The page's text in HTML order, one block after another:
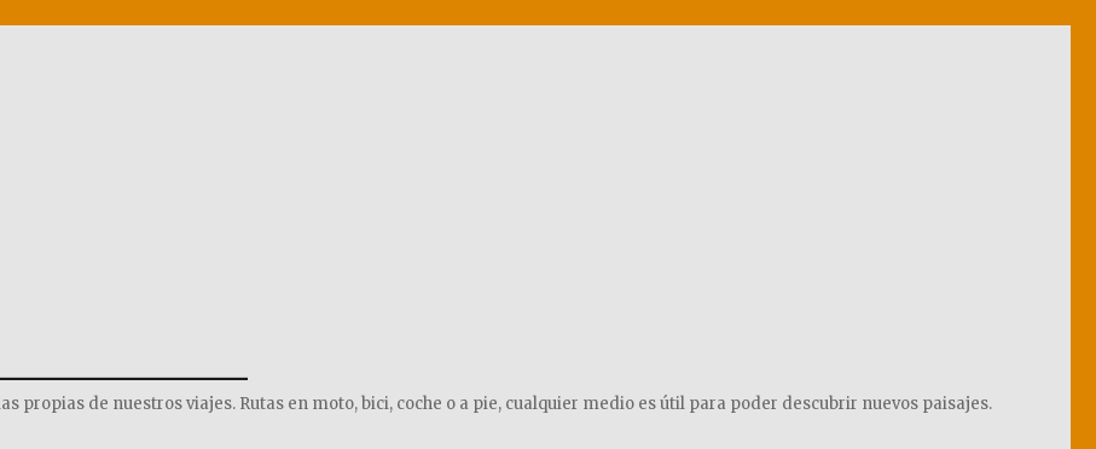
de nuestros viajes. Rutas en moto, bici, coche o a pie, cualquier medio es útil para poder descubrir nuevos paisajes.